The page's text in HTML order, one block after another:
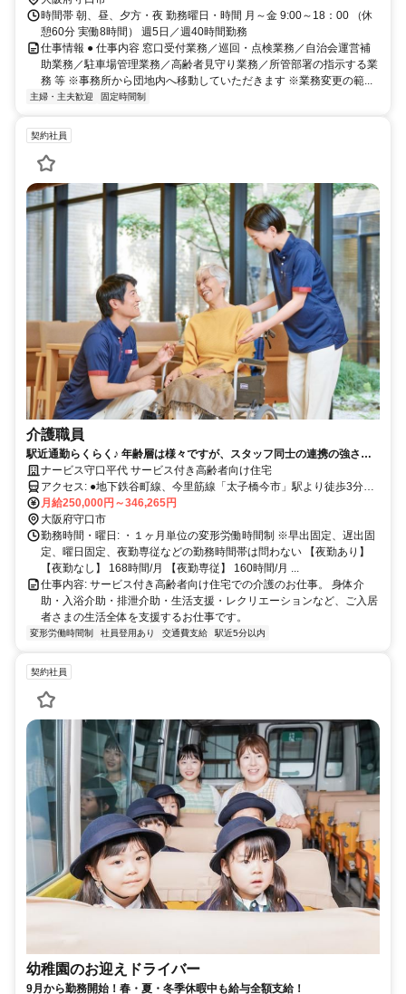
時間帯 朝、昼、夕方・夜 勤務曜日・時間 月～金 9:00～18：00 （休
憩60分 実働8時間） 週5日／週40時間勤務
仕事情報 ● 仕事内容 窓口受付業務／巡回・点検業務／自治会運営補
助業務／駐車場管理業務／高齢者見守り業務／所管部署の指示する業
務 等 ※事務所から団地内へ移動していただきます ※業務変更の範...
主婦・主夫歓迎 固定時間制
契約社員
介護職員
駅近通勤らくらく♪ 年齢層は様々ですが、スタッフ同士の連携の強さが
自慢！ご入居者さま、お一人おひとりの想いを汲み取り、寄り添うこと
をスタッフ全員で目指している施設です。
ナービス守口平代 サービス付き高齢者向け住宅
アクセス: ●地下鉄谷町線、今里筋線「太子橋今市」駅より徒歩3分
（約170ｍ） ●京阪本線「滝井」駅より徒歩5分（約400ｍ） ●京阪本
線「土居」駅より徒歩6分（約450ｍ）
月給250,000円～346,265円
大阪府守口市
勤務時間・曜日: ・１ヶ月単位の変形労働時間制 ※早出固定、遅出固
定、曜日固定、夜勤専従などの勤務時間帯は問わない 【夜勤あり】
【夜勤なし】 168時間/月 【夜勤専従】 160時間/月 ...
仕事内容: サービス付き高齢者向け住宅での介護のお仕事。 身体介
助・入浴介助・排泄介助・生活支援・レクリエーションなど、ご入居
者さまの生活全体を支援するお仕事です。
変形労働時間制 社員登用あり 交通費支給 駅近5分以内
契約社員
幼稚園のお迎えドライバー
9月から勤務開始！春・夏・冬季休暇中も給与全額支給！